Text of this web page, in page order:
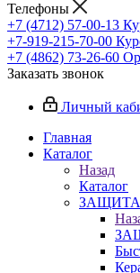
Телефоны
+7 (4712) 57-00-13
+7-919-215-70-00
+7 (4862) 73-26-60
Заказать звонок
Личный
Главная
Каталог
Назад
Каталог